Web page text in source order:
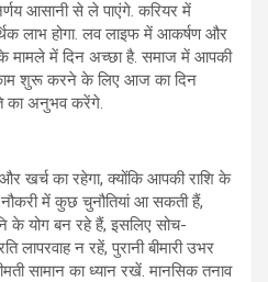
आसानी से ले पाएंगे. करियर में
लाभ होगा. लव लाइफ में आकर्षण और
मामले में दिन अच्छा है. समाज में आपकी
काम शुरू करने के लिए आज का दिन
का अनुभव करेंगे.
खर्च का रहेगा, क्योंकि आपकी राशि के
नौकरी में कुछ चुनौतियां आ सकती हैं,
के योग बन रहे हैं, इसलिए सोच-
न रहें, पुरानी बीमारी उभर
सामान का ध्यान रखें. मानसिक तनाव